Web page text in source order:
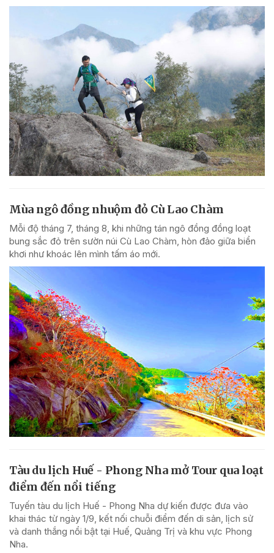
Mùa ngô đồng nhuộm đỏ Cù Lao Chàm
Mỗi độ tháng 7, tháng 8, khi những tán ngô đồng đồng loạt
bung sắc đỏ trên sườn núi Cù Lao Chàm, hòn đảo giữa biển
khơi như khoác lên mình tấm áo mới.
Tàu du lịch Huế - Phong Nha mở Tour qua loạt
điểm đến nổi tiếng
Tuyến tàu du lịch Huế - Phong Nha dự kiến được đưa vào
khai thác từ ngày 1/9, kết nối chuỗi điểm đến di sản, lịch sử
và danh thắng nổi bật tại Huế, Quảng Trị và khu vực Phong
Nha.